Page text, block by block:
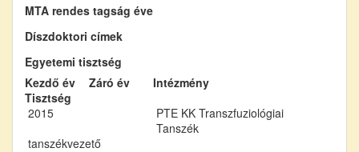
MTA rendes tagság éve
Díszdoktori címek
Egyetemi tisztség
Kezdő év
Záró év
Intézmény
Tisztség
2015
PTE KK Transzfuziológiai
Tanszék
tanszékvezető